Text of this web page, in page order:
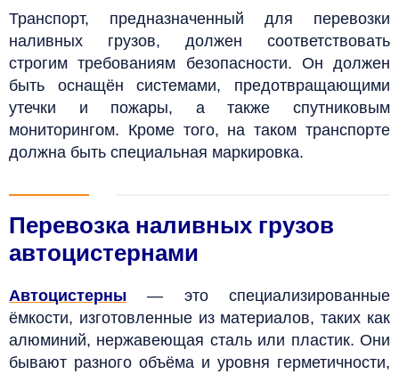
Транспорт, предназначенный для перевозки
наливных грузов, должен соответствовать
строгим требованиям безопасности. Он должен
быть оснащён системами, предотвращающими
утечки и пожары, а также спутниковым
мониторингом. Кроме того, на таком транспорте
должна быть специальная маркировка.
Перевозка наливных грузов
автоцистернами
Автоцистерны — это специализированные
ёмкости, изготовленные из материалов, таких как
алюминий, нержавеющая сталь или пластик. Они
бывают разного объёма и уровня герметичности,